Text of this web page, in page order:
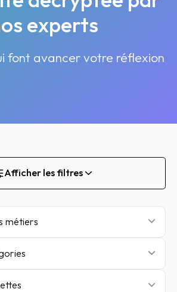
experts
font avancer votre réflexion
Afficher les filtres
métiers